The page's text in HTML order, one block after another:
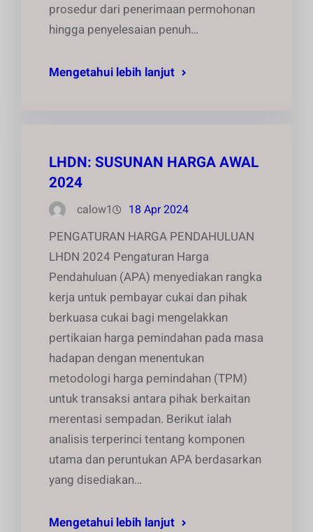
prosedur dari penerimaan permohonan
hingga penyelesaian penuh…
Mengetahui lebih lanjut
LHDN: SUSUNAN HARGA AWAL
2024
calow1 18 Apr 2024
PENGATURAN HARGA PENDAHULUAN
LHDN 2024 Pengaturan Harga
Pendahuluan (APA) menyediakan rangka
kerja untuk pembayar cukai dan pihak
berkuasa cukai bagi mengelakkan
pertikaian harga pemindahan pada masa
hadapan dengan menentukan
metodologi harga pemindahan (TPM)
untuk transaksi antara pihak berkaitan
merentasi sempadan. Berikut ialah
analisis terperinci tentang komponen
utama dan peruntukan APA berdasarkan
yang disediakan…
Mengetahui lebih lanjut